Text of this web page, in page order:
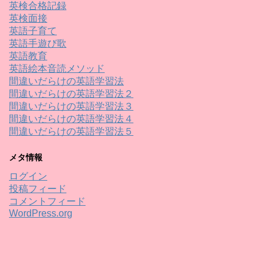
英検合格記録
英検面接
英語子育て
英語手遊び歌
英語教育
英語絵本音読メソッド
間違いだらけの英語学習法
間違いだらけの英語学習法２
間違いだらけの英語学習法３
間違いだらけの英語学習法４
間違いだらけの英語学習法５
メタ情報
ログイン
投稿フィード
コメントフィード
WordPress.org